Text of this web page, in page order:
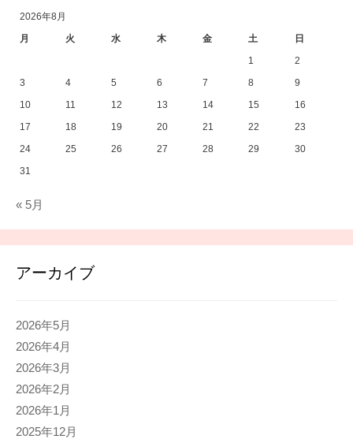
2026年8月
月
火 水 木 金 土
日
1
2
3
4 5 6 7 8
9
10
11 12 13 14 15
16
17
18 19 20 21 22
23
24
25 26 27 28 29
30
31
« 5月
アーカイブ
2026年5月
2026年4月
2026年3月
2026年2月
2026年1月
2025年12月